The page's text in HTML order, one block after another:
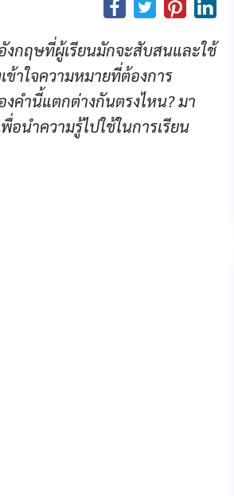
กฤษที่ผู้เรียนมักจะสับสนและใช้
าใจความหมายที่ต้องการ
งคำนี้แตกต่างกันตรงไหน? มา
นำความรู้ไปใช้ในการเรียน